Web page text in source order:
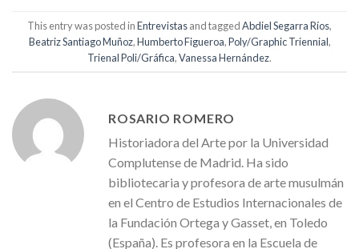
This entry was posted inEntrevistasand taggedAbdiel Segarra Ríos,
Beatriz Santiago Muñoz,Humberto Figueroa,Poly/Graphic Triennial,
Trienal Poli/Gráfica,Vanessa Hernández.
ROSARIO ROMERO
Historiadora del Arte por la Universidad
Complutense de Madrid. Ha sido
bibliotecaria y profesora de arte musulmán
en el Centro de Estudios Internacionales de
la Fundación Ortega y Gasset, en Toledo
(España). Es profesora en la Escuela de